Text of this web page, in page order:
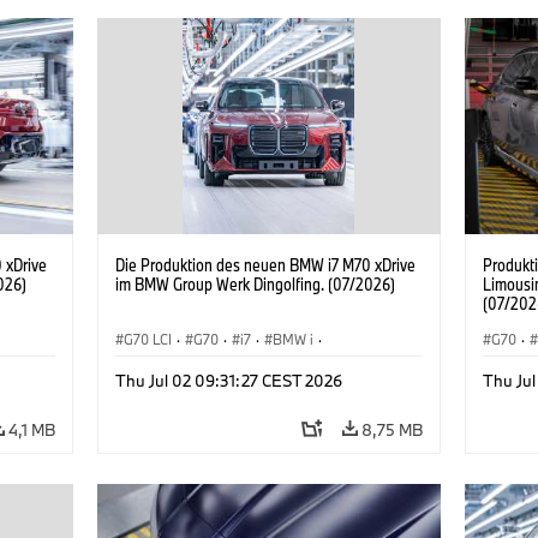
xDrive
4,1 MB
Die Produktion des neuen BMW i7 M70 xDrive
im BMW Group Werk Dingolfing. (07/2026)
G70 LCI · G70 · i7 · BMW i ·
Thu Jul 02 09:31:27 CEST 2026
8,75 MB
(07/
G70 ·
Thu